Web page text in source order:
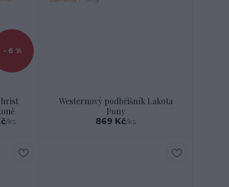
- 6 %
/ks
Westernový podbřišník Lakota
Pony
869 Kč/ks